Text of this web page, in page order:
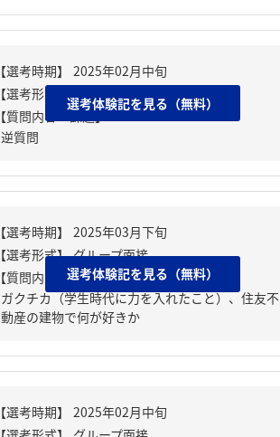
【質問内容・課題】
逆質問
選考体験記を見る（無料）
【質問内容・課題】
ガクチカ（学生時代に力を入れたこと）、住友不
動産の建物で何が好きか
選考体験記を見る（無料）